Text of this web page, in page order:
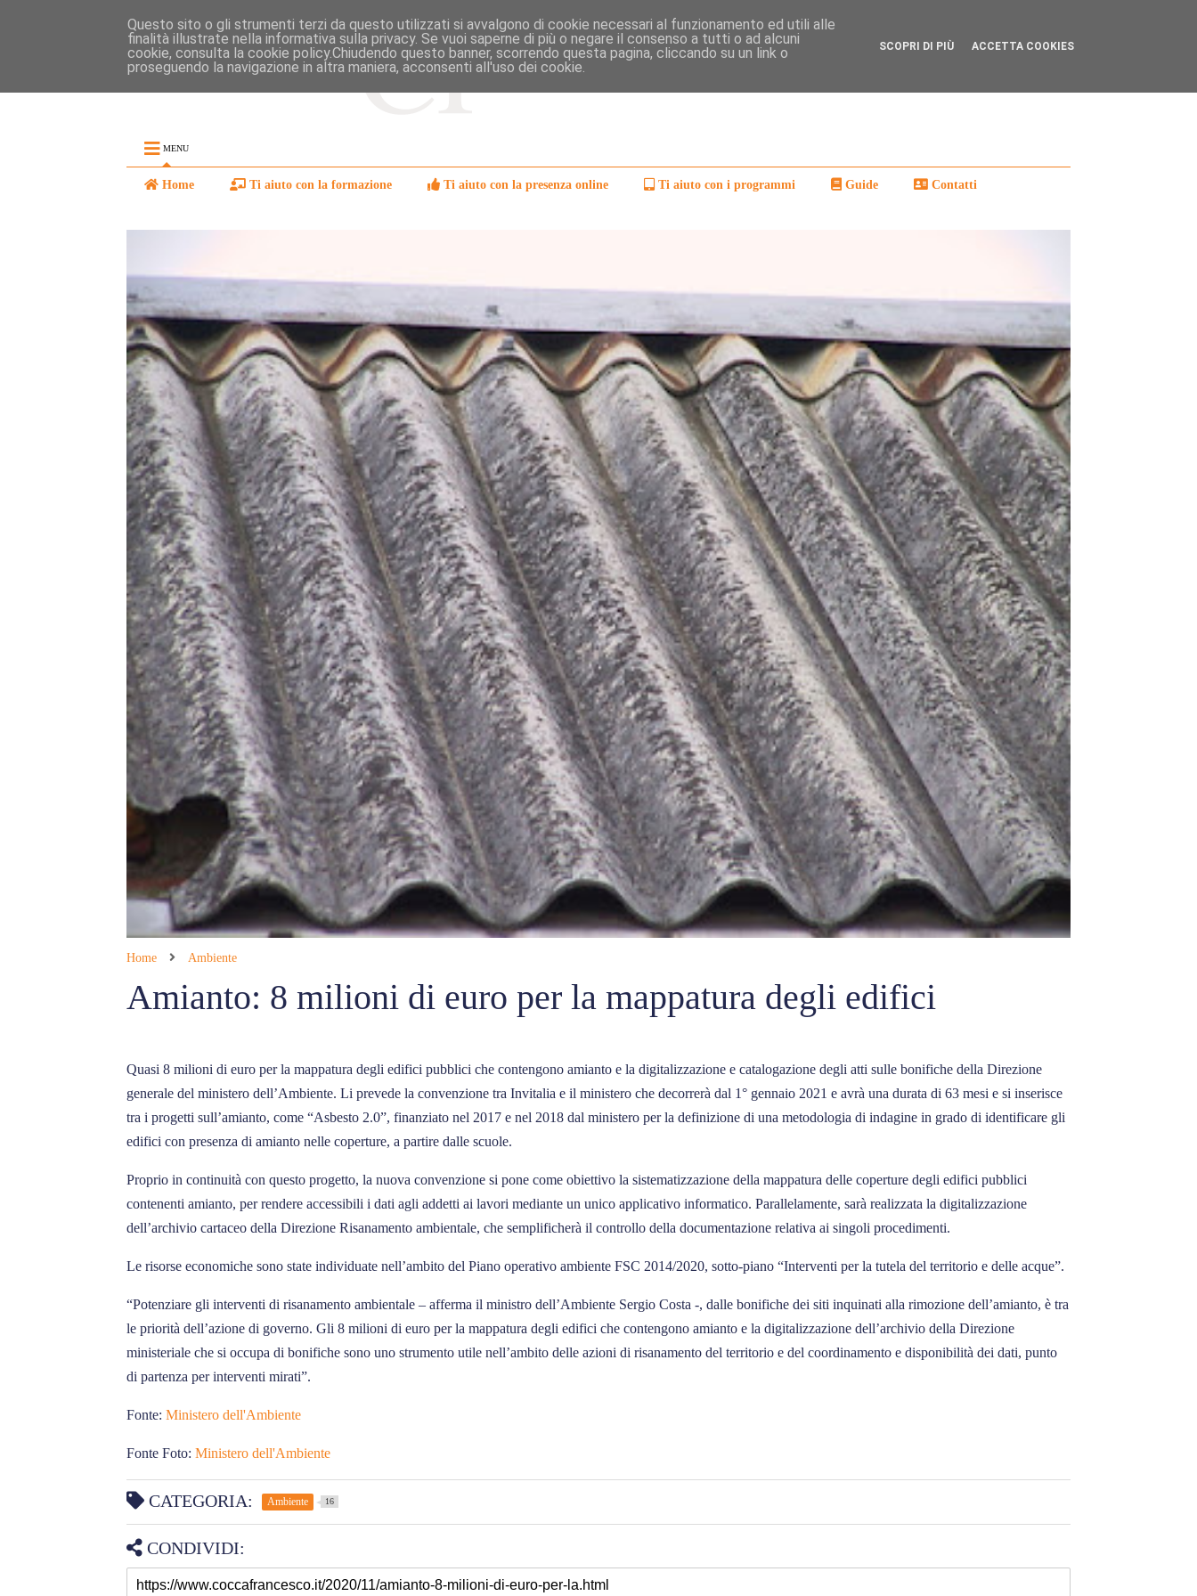
MENU
Home Ti aiuto con la formazione Ti aiuto con la presenza online Ti aiuto con i programmi Guide Contatti
Home Ambiente
Amianto: 8 milioni di euro per la mappatura degli edifici
Quasi 8 milioni di euro per la mappatura degli edifici pubblici che contengono amianto e la digitalizzazione e catalogazione degli atti sulle bonifiche della Direzione
generale del ministero dell’Ambiente. Li prevede la convenzione tra Invitalia e il ministero che decorrerà dal 1° gennaio 2021 e avrà una durata di 63 mesi e si inserisce
tra i progetti sull’amianto, come “Asbesto 2.0”, finanziato nel 2017 e nel 2018 dal ministero per la definizione di una metodologia di indagine in grado di identificare gli
edifici con presenza di amianto nelle coperture, a partire dalle scuole.
Proprio in continuità con questo progetto, la nuova convenzione si pone come obiettivo la sistematizzazione della mappatura delle coperture degli edifici pubblici
contenenti amianto, per rendere accessibili i dati agli addetti ai lavori mediante un unico applicativo informatico. Parallelamente, sarà realizzata la digitalizzazione
dell’archivio cartaceo della Direzione Risanamento ambientale, che semplificherà il controllo della documentazione relativa ai singoli procedimenti.
Le risorse economiche sono state individuate nell’ambito del Piano operativo ambiente FSC 2014/2020, sotto-piano “Interventi per la tutela del territorio e delle acque”.
“Potenziare gli interventi di risanamento ambientale – afferma il ministro dell’Ambiente Sergio Costa -, dalle bonifiche dei siti inquinati alla rimozione dell’amianto, è tra
le priorità dell’azione di governo. Gli 8 milioni di euro per la mappatura degli edifici che contengono amianto e la digitalizzazione dell’archivio della Direzione
ministeriale che si occupa di bonifiche sono uno strumento utile nell’ambito delle azioni di risanamento del territorio e del coordinamento e disponibilità dei dati, punto
di partenza per interventi mirati”.
Fonte: Ministero dell'Ambiente
Fonte Foto: Ministero dell'Ambiente
CATEGORIA: Ambiente 16
CONDIVIDI:
Questo sito o gli strumenti terzi da questo utilizzati si avvalgono di cookie necessari al funzionamento ed utili alle
finalità illustrate nella informativa sulla privacy. Se vuoi saperne di più o negare il consenso a tutti o ad alcuni
cookie, consulta la cookie policy.Chiudendo questo banner, scorrendo questa pagina, cliccando su un link o
proseguendo la navigazione in altra maniera, acconsenti all'uso dei cookie.
SCOPRI DI PIÙ ACCETTA COOKIES